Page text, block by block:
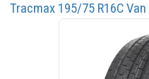
Tracmax 195/75 R16C